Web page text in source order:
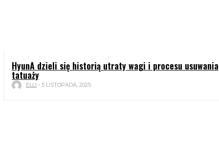
HyunA dzieli się historią utraty wagi i procesu usuwania
tatuaży
ELLI - 5 LISTOPADA, 2025